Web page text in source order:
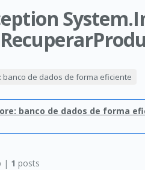
banco de dados de forma eficiente
banco de dados de forma
| 1 posts